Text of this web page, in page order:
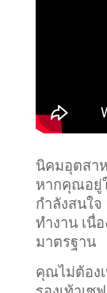
นิคมอุตสา
หากคุณอยู่
กำลังสนใจ
ทำงาน เนื่
มาตรฐาน
คุณไม่ต้องเ